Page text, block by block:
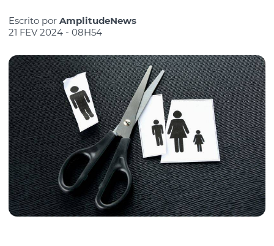
Escrito por AmplitudeNews
21 FEV 2024 - 08H54